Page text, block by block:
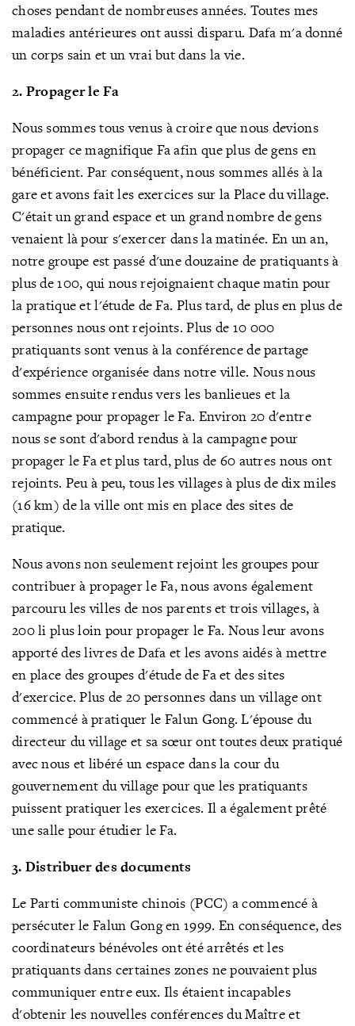
choses pendant de nombreuses années. Toutes mes
maladies antérieures ont aussi disparu. Dafa m'a donné
un corps sain et un vrai but dans la vie.
2. Propager le Fa
Nous sommes tous venus à croire que nous devions
propager ce magnifique Fa afin que plus de gens en
bénéficient. Par conséquent, nous sommes allés à la
gare et avons fait les exercices sur la Place du village.
C'était un grand espace et un grand nombre de gens
venaient là pour s'exercer dans la matinée. En un an,
notre groupe est passé d'une douzaine de pratiquants à
plus de 100, qui nous rejoignaient chaque matin pour
la pratique et l'étude de Fa. Plus tard, de plus en plus de
personnes nous ont rejoints. Plus de 10 000
pratiquants sont venus à la conférence de partage
d'expérience organisée dans notre ville. Nous nous
sommes ensuite rendus vers les banlieues et la
campagne pour propager le Fa. Environ 20 d'entre
nous se sont d'abord rendus à la campagne pour
propager le Fa et plus tard, plus de 60 autres nous ont
rejoints. Peu à peu, tous les villages à plus de dix miles
(16 km) de la ville ont mis en place des sites de
pratique.
Nous avons non seulement rejoint les groupes pour
contribuer à propager le Fa, nous avons également
parcouru les villes de nos parents et trois villages, à
200 li plus loin pour propager le Fa. Nous leur avons
apporté des livres de Dafa et les avons aidés à mettre
en place des groupes d'étude de Fa et des sites
d'exercice. Plus de 20 personnes dans un village ont
commencé à pratiquer le Falun Gong. L'épouse du
directeur du village et sa sœur ont toutes deux pratiqué
avec nous et libéré un espace dans la cour du
gouvernement du village pour que les pratiquants
puissent pratiquer les exercices. Il a également prêté
une salle pour étudier le Fa.
3. Distribuer des documents
Le Parti communiste chinois (PCC) a commencé à
persécuter le Falun Gong en 1999. En conséquence, des
coordinateurs bénévoles ont été arrêtés et les
pratiquants dans certaines zones ne pouvaient plus
communiquer entre eux. Ils étaient incapables
d'obtenir les nouvelles conférences du Maître et